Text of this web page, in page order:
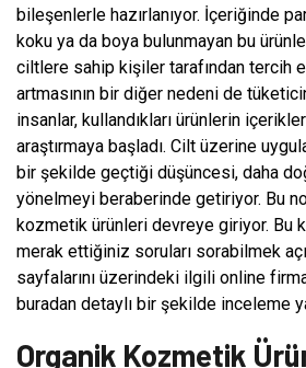
bileşenlerle hazırlanıyor. İçeriğinde
koku ya da boya bulunmayan bu
ciltlere sahip kişiler tarafından tercih
artmasının bir diğer nedeni de
insanlar, kullandıkları ürünlerin
araştırmaya başladı. Cilt üzerine
bir şekilde geçtiği düşüncesi, daha
yönelmeyi beraberinde getiriyor. Bu
kozmetik ürünleri devreye giriyor. Bu
merak ettiğiniz soruları sorabilmek
sayfalarını üzerindeki ilgili online
buradan detaylı bir şekilde inceleme
Organik Kozmetik